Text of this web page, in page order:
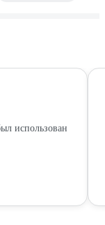
использован